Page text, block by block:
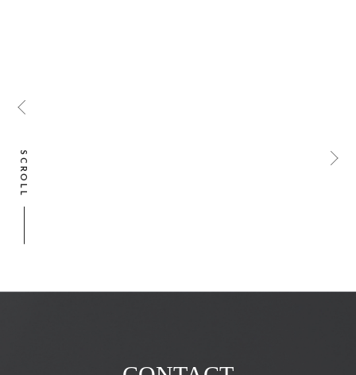
SCROLL